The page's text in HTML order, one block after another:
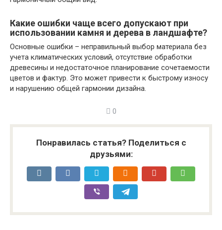
Какие ошибки чаще всего допускают при
использовании камня и дерева в ландшафте?
Основные ошибки – неправильный выбор материала без
учета климатических условий, отсутствие обработки
древесины и недостаточное планирование сочетаемости
цветов и фактур. Это может привести к быстрому износу
и нарушению общей гармонии дизайна.
0
Понравилась статья? Поделиться с
друзьями: